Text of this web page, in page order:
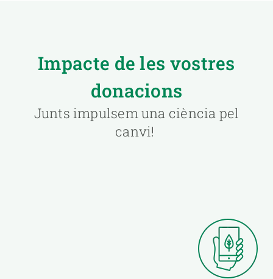
Impacte de les vostres
donacions
Junts impulsem una ciència pel
canvi!